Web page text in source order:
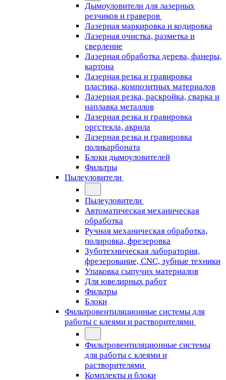
Дымоуловители для лазерных
резчиков и граверов
Лазерная маркировка и кодировка
Лазерная очистка, разметка и
сверление
Лазерная обработка дерева, фанеры,
картона
Лазерная резка и гравировка
пластика, композитных материалов
Лазерная резка, раскройка, сварка и
наплавка металлов
Лазерная резка и гравировка
оргстекла, акрила
Лазерная резка и гравировка
поликарбоната
Блоки дымоуловителей
Фильтры
Пылеуловители
Пылеуловители
Автоматическая механическая
обработка
Ручная механическая обработка,
полировка, фрезеровка
Зуботехническая лаборатория,
фрезерование, CNC, зубные техники
Упаковка сыпучих материалов
Для ювелирных работ
Фильтры
Блоки
Фильтровентиляционные системы для
работы с клеями и растворителями
Фильтровентиляционные системы
для работы с клеями и
растворителями
Комплекты и блоки